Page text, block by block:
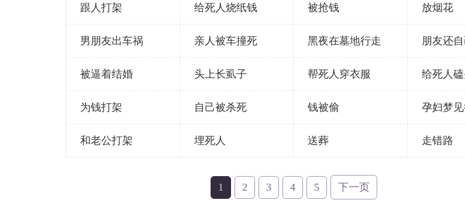
跟人打架 给死人烧纸钱 被抢钱 放烟花
男朋友出车祸 亲人被车撞死 黑夜在墓地行走 朋友还
被逼着结婚 头上长虱子 帮死人穿衣服 给死人
为钱打架 自己被杀死 钱被偷 孕妇梦
和老公打架 埋死人 送葬 走错路
1 2 3 4 5 下一页